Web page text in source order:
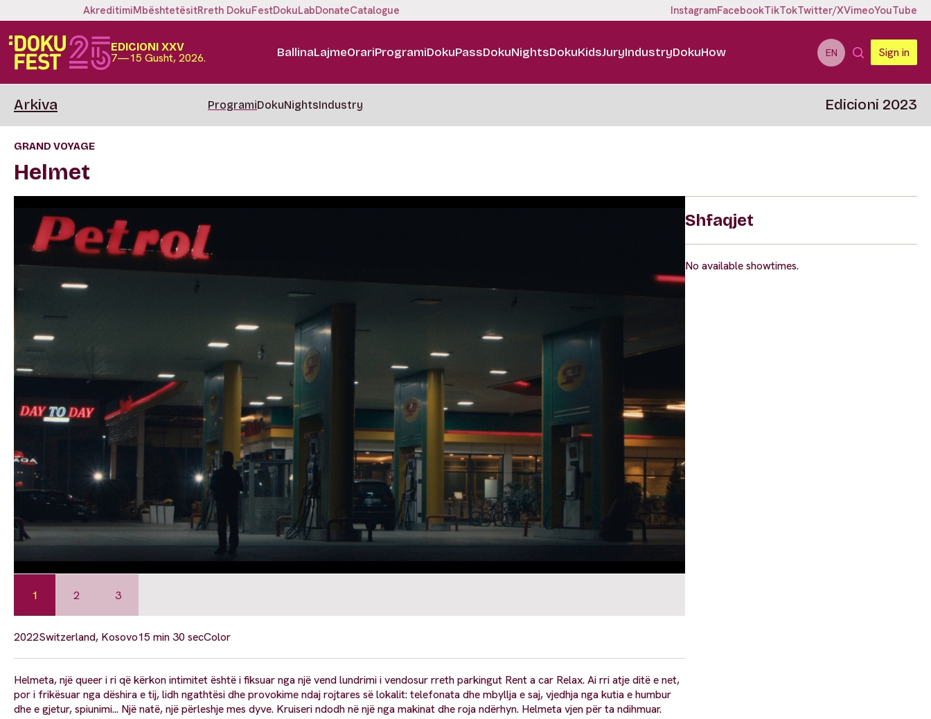
AkreditimiMbështetësitRreth DokuFestDokuLabDonateCatalogue InstagramFacebookTikTokTwitter/XVimeoYouTube
EDICIONI XXV
7—15 Gusht, 2026. BallinaLajmeOrariProgramiDokuPassDokuNightsDokuKidsJuryIndustryDokuHow EN Sign in
Arkiva ProgramiDokuNightsIndustry Edicioni 2023
GRAND VOYAGE
Helmet
1 2 3
2022Switzerland, Kosovo15 min 30 secColor
Helmeta, një queer i ri që kërkon intimitet është i fiksuar nga një vend lundrimi i vendosur rreth parkingut Rent a car Relax. Ai rri atje ditë e net,
por i frikësuar nga dëshira e tij, lidh ngathtësi dhe provokime ndaj rojtares së lokalit: telefonata dhe mbyllja e saj, vjedhja nga kutia e humbur
dhe e gjetur, spiunimi... Një natë, një përleshje mes dyve. Kruiseri ndodh në një nga makinat dhe roja ndërhyn. Helmeta vjen për ta ndihmuar.
Shfaqjet
No available showtimes.